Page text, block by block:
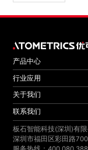
产品中心
行业应用
关于我们
联系我们
板石智能科技(深圳)有限
深圳市福田区彩田路